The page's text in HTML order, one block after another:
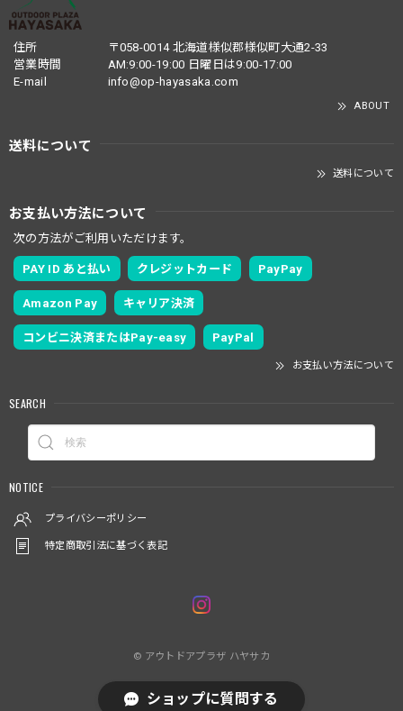
住所
〒058-0014 北海道様似郡様似町大通2-33
営業時間
AM:9:00-19:00 日曜日は9:00-17:00
E-mail
info@op-hayasaka.com
ABOUT
送料について
送料について
お支払い方法について
次の方法がご利用いただけます。
PAY ID あと払い クレジットカード PayPay
Amazon Pay キャリア決済
コンビニ決済またはPay-easy PayPal
お支払い方法について
SEARCH
NOTICE
プライバシーポリシー
特定商取引法に基づく表記
© アウトドアプラザ ハヤサカ
ショップに質問する